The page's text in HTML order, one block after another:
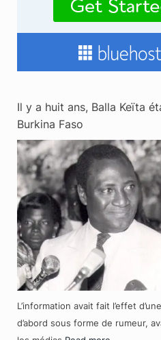
Il y a huit ans, Balla Keïta
Burkina Faso
L’information avait fait l’effet
d’abord sous forme de rumeur,